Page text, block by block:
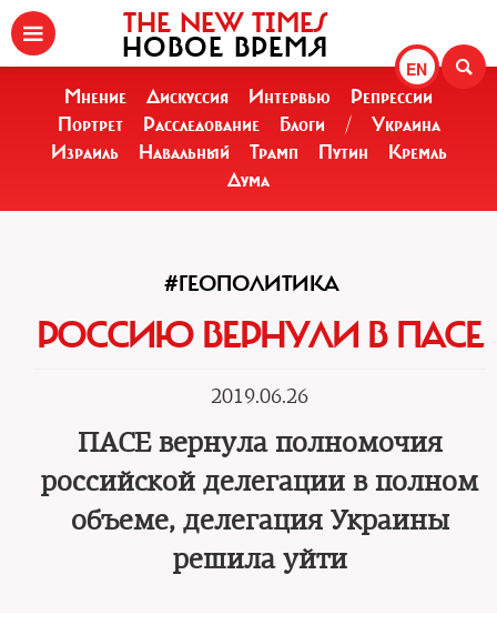
EN
THE NEW TIMES
НОВОЕ ВРЕМЯ
Мнение Дискуссия Интервью
Репрессии
Портрет
Расследование Блоги /
Украина
Израиль
Навальный Трамп Путин
Кремль
Дума
#ГЕОПОЛИТИКА
РОССИЮ ВЕРНУЛИ В ПАСЕ
2019.06.26
ПАСЕ вернула полномочия
российской делегации в полном
объеме, делегация Украины
решила уйти